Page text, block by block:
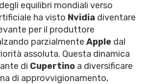
equilibri mondiali verso
ha visto Nvidia diventare
per il produttore
parzialmente Apple dal
assoluta. Questa dinamica
di Cupertino a diversificare
di approvvigionamento,